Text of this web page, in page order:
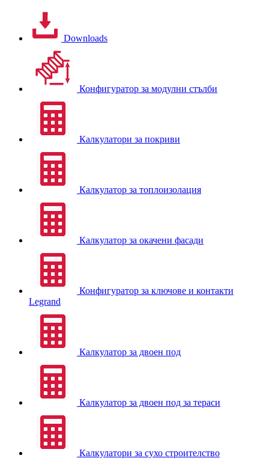
Downloads
Конфигуратор за модулни стълби
Калкулатори за покриви
Калкулатор за топлоизолация
Калкулатор за окачени фасади
Конфигуратор за ключове и контакти
Legrand
Калкулатор за двоен под
Калкулатор за двоен под за тераси
Калкулатори за сухо строителство